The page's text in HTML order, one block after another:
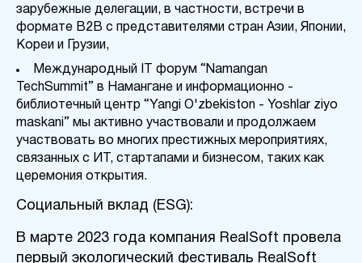
зарубежные делегации, в частности, встречи в
формате B2B с представителями стран Азии, Японии,
Кореи и Грузии,
Международный IT форум “Namangan
TechSummit” в Намангане и информационно -
библиотечный центр “Yangi O'zbekiston - Yoshlar ziyo
maskani” мы активно участвовали и продолжаем
участвовать во многих престижных мероприятиях,
связанных с ИТ, стартапами и бизнесом, таких как
церемония открытия.
Социальный вклад (ESG):
В марте 2023 года компания RealSoft провела
первый экологический фестиваль RealSoft